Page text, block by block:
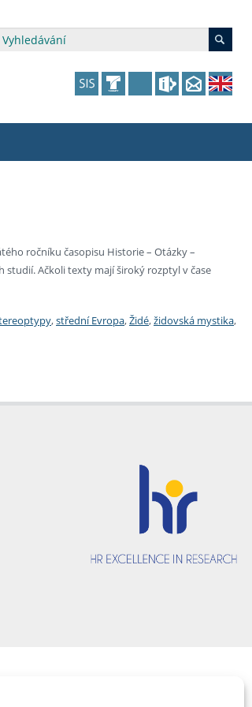
ročníku časopisu Historie – Otázky –
Ačkoli texty mají široký rozptyl v čase
,střední Evropa,Židé,židovská mystika,